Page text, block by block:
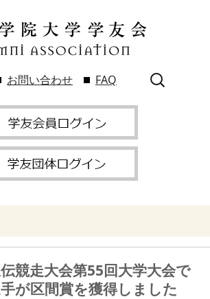
お問い合わせ FAQ
検
索:
競走大会第55回大学大会で
が区間賞を獲得しました